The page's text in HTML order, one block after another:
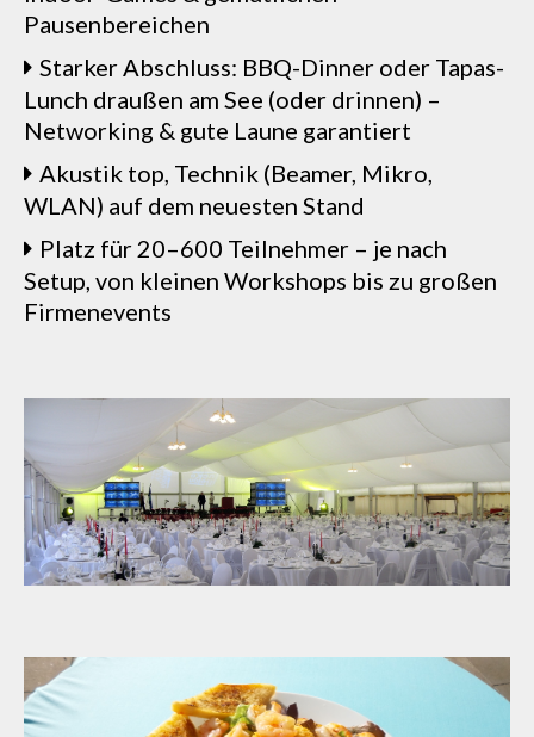
Pausenbereichen
Starker Abschluss: BBQ-Dinner oder Tapas-
Lunch draußen am See (oder drinnen) –
Networking & gute Laune garantiert
Akustik top, Technik (Beamer, Mikro,
WLAN) auf dem neuesten Stand
Platz für 20–600 Teilnehmer – je nach
Setup, von kleinen Workshops bis zu großen
Firmenevents